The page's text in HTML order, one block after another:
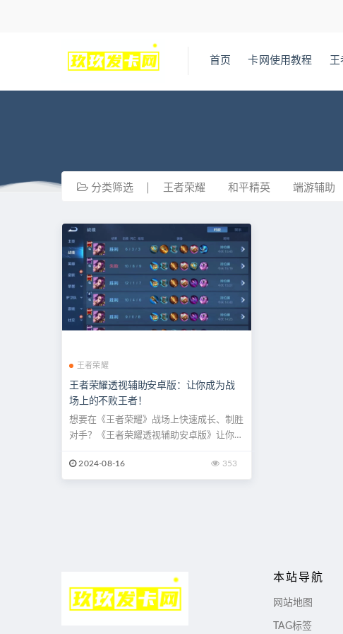
首页 卡网使用教程 王
分类筛选 王者荣耀 和平精英 端游辅助
王者荣耀
王者荣耀透视辅助安卓版：让你成为战
场上的不败王者！
想要在《王者荣耀》战场上快速成长、制胜
对手？《王者荣耀透视辅助安卓版》让你拥
峰。了解它的强大功能、使用安全和优势，
成为游戏中的真正王者！
2024-08-16 353
本站导航
网站地图
TAG标签